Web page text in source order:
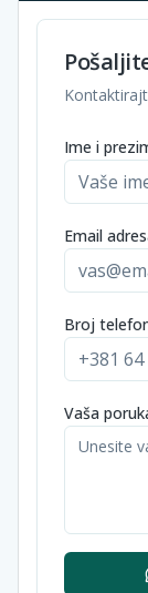
Ime i
Email
Broj
Vaša